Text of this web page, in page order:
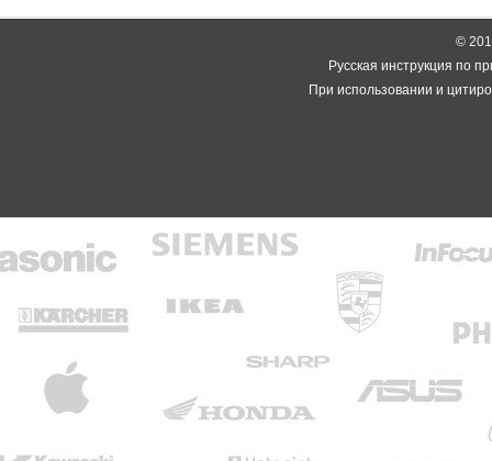
©
Русская инструкция по
При использовании и